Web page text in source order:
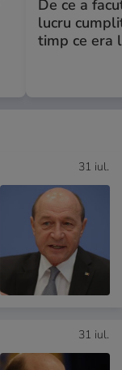
De ce a
lucru
timp ce era
31 iul.
31 iul.